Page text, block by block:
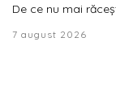
De ce nu mai
7 august 2026